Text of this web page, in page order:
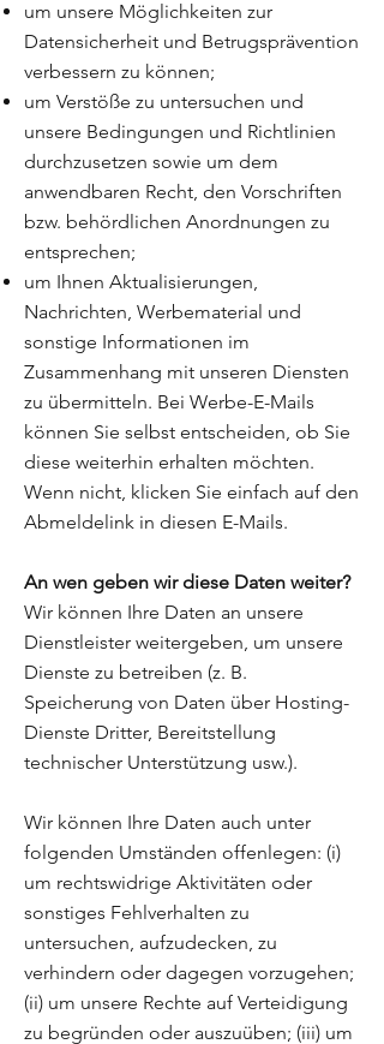
um unsere Möglichkeiten zur
Datensicherheit und Betrugsprävention
verbessern zu können;
um Verstöße zu untersuchen und
unsere Bedingungen und Richtlinien
durchzusetzen sowie um dem
anwendbaren Recht, den Vorschriften
bzw. behördlichen Anordnungen zu
entsprechen;
um Ihnen Aktualisierungen,
Nachrichten, Werbematerial und
sonstige Informationen im
Zusammenhang mit unseren Diensten
zu übermitteln. Bei Werbe-E-Mails
können Sie selbst entscheiden, ob Sie
diese weiterhin erhalten möchten.
Wenn nicht, klicken Sie einfach auf den
Abmeldelink in diesen E-Mails.
An wen geben wir diese Daten weiter?
Wir können Ihre Daten an unsere
Dienstleister weitergeben, um unsere
Dienste zu betreiben (z. B.
Speicherung von Daten über Hosting-
Dienste Dritter, Bereitstellung
technischer Unterstützung usw.).
Wir können Ihre Daten auch unter
folgenden Umständen offenlegen: (i)
um rechtswidrige Aktivitäten oder
sonstiges Fehlverhalten zu
untersuchen, aufzudecken, zu
verhindern oder dagegen vorzugehen;
(ii) um unsere Rechte auf Verteidigung
zu begründen oder auszuüben; (iii) um